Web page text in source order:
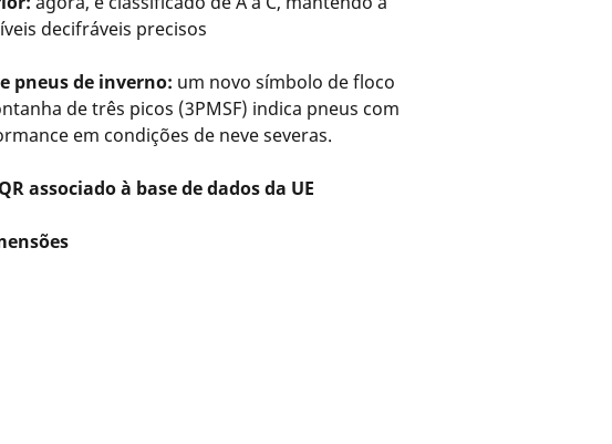
decifráveis precisos
pneus de inverno: um novo símbolo de floco
de três picos (3PMSF) indica pneus com
em condições de neve severas.
associado à base de dados da UE